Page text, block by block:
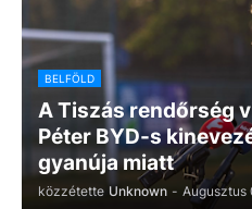
BELFÖLD
A Tiszás rendőrség
Péter BYD-s
gyanúja miatt
közzétette Unknown - Augusztus